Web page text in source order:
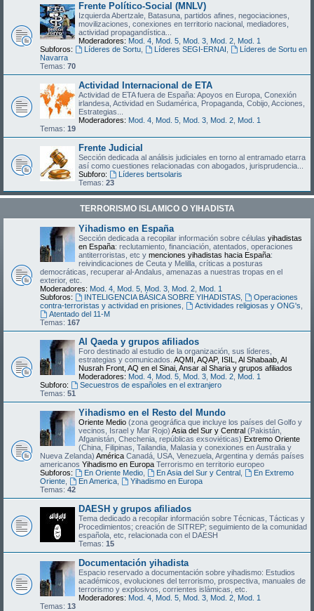
Frente Político-Social (MNLV)
Izquierda Abertzale, Batasuna, partidos afines, negociaciones,
movilizaciones, conexiones en territorio nacional, mediadores,
actividad propagandística...
Moderadores: Mod. 4 Mod. 5 Mod. 3 Mod. 2 Mod. 1
Subforos:
Líderes de Sortu, Líderes SEGI-ERNAI
Líderes de Sortu en
Navarra
Temas: 70
Actividad Internacional de ETA
Actividad de ETA fuera de España: Apoyos en Europa, Conexión
irlandesa, Actividad en Sudamérica, Propaganda, Cobijo, Acciones,
Estrategias...
Moderadores: Mod. 4 Mod. 5 Mod. 3 Mod. 2 Mod. 1
Temas: 19
Frente Judicial
Sección dedicada al análisis judiciales en torno al entramado etarra
así como cuestiones relacionadas con abogados, jurisprudencia...
Subforo:
Líderes bertsolaris
Temas: 23
TERRORISMO ISLAMICO O YIHADISTA
Yihadismo en España
Sección dedicada a recopilar información sobre células yihadistas
en España: reclutamiento, financiación, atentados, operaciones
antiterroristas, etc y menciones yihadistas hacia España:
reivindicaciones de Ceuta y Melilla, críticas a posturas
democráticas, recuperar al-Andalus, amenazas a nuestras tropas en el
exterior, etc.
Moderadores: Mod. 4 Mod. 5 Mod. 3 Mod. 2 Mod. 1
Subforos:
INTELIGENCIA BÁSICA SOBRE YIHADISTAS,
Operaciones
contra-terroristas y actividad en prisiones
Actividades religiosas y ONG's
Atentado del 11-M
Temas: 167
Al Qaeda y grupos afiliados
Foro destinado al estudio de la organización, sus líderes,
estrategias y comunicados. AQMI, AQAP, ISIL, Al Shabaab, Al
Nusrah Front, AQ en el Sinai, Ansar al Sharia y grupos afiliados
Moderadores: Mod. 4 Mod. 5 Mod. 3 Mod. 2 Mod. 1
Subforo:
Secuestros de españoles en el extranjero
Temas: 51
Yihadismo en el Resto del Mundo
Oriente Medio (zona geográfica que incluye los países del Golfo y
vecinos, Israel y Mar Rojo) Asia del Sur y Central (Pakistán,
Afganistán, Chechenia, repúblicas exsoviéticas) Extremo Oriente
(China, Filipinas, Tailandia, Malasia y conexiones en Australia y
Nueva Zelanda) América Canadá, USA, Venezuela, Argentina y demás países
americanos Yihadismo en Europa Terrorismo en territorio europeo
Subforos:
En Oriente Medio, En Asia del Sur y Central,
En Extremo
Oriente
En America,
Yihadismo en Europa
Temas: 42
DAESH y grupos afiliados
Tema dedicado a recopilar información sobre Técnicas, Tácticas y
Procedimientos; creación de SITREP; seguimiento de la comunidad
española, etc, relacionada con el DAESH
Temas: 15
Documentación yihadista
Espacio reservado a documentación sobre yihadismo: Estudios
académicos, evoluciones del terrorismo, prospectiva, manuales de
terrorismo y explosivos, corrientes islámicas, etc.
Moderadores: Mod. 4 Mod. 5 Mod. 3 Mod. 2 Mod. 1
Temas: 13